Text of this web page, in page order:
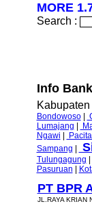
MORE
Search :
Info
Kabupaten
Bondowoso|
Lumajang
Ngawi
Sampang
Tulungagung
Pasuruan
PT BPR
JL.RAYA KRIAN